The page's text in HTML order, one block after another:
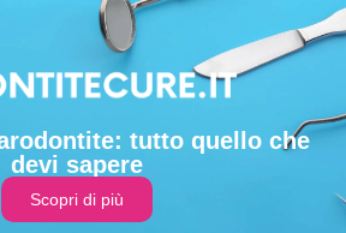
tutto quello che
devi sapere
Scopri di più